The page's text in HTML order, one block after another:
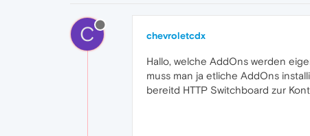
C chevroletcdx
Hallo, welche AddOns werden
muss man ja etliche AddOns
bereitd HTTP Switchboard zur